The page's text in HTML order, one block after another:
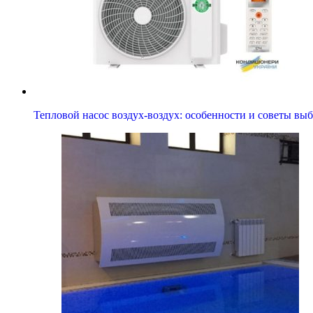
Тепловой насос воздух-воздух: особенности и советы